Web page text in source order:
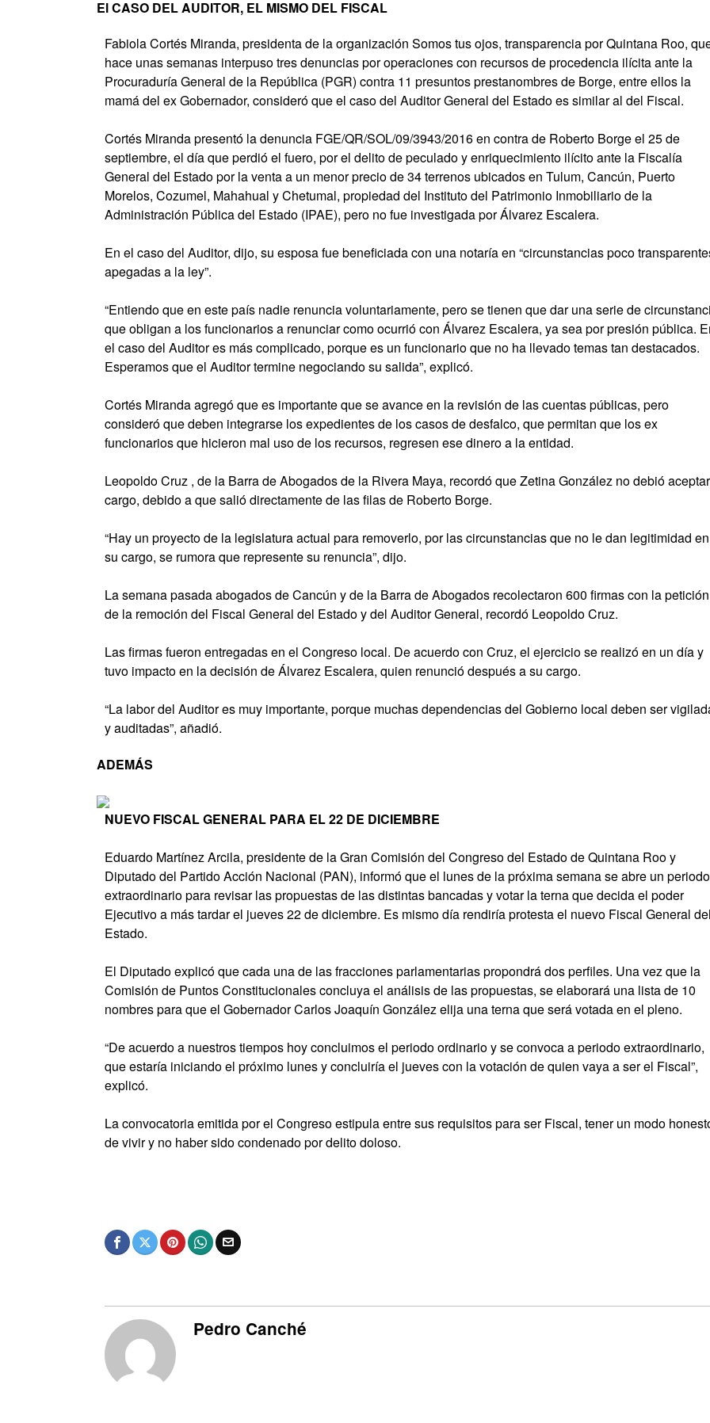
El CASO DEL AUDITOR, EL MISMO DEL FISCAL
Fabiola Cortés Miranda, presidenta de la organización Somos tus ojos, transparencia por Quintana Roo,
hace unas semanas interpuso tres denuncias por operaciones con recursos de procedencia ilícita ante la
Procuraduría General de la República (PGR) contra 11 presuntos prestanombres de Borge, entre ellos la
mamá del ex Gobernador, consideró que el caso del Auditor General del Estado es similar al del Fiscal.
Cortés Miranda presentó la denuncia FGE/QR/SOL/09/3943/2016 en contra de Roberto Borge el 25 de
septiembre, el día que perdió el fuero, por el delito de peculado y enriquecimiento ilícito ante la Fiscalía
General del Estado por la venta a un menor precio de 34 terrenos ubicados en Tulum, Cancún, Puerto
Morelos, Cozumel, Mahahual y Chetumal, propiedad del Instituto del Patrimonio Inmobiliario de la
Administración Pública del Estado (IPAE), pero no fue investigada por Álvarez Escalera.
En el caso del Auditor, dijo, su esposa fue beneficiada con una notaría en “circunstancias poco
apegadas a la ley”.
“Entiendo que en este país nadie renuncia voluntariamente, pero se tienen que dar una serie de
que obligan a los funcionarios a renunciar como ocurrió con Álvarez Escalera, ya sea por presión pública.
el caso del Auditor es más complicado, porque es un funcionario que no ha llevado temas tan destacados.
Esperamos que el Auditor termine negociando su salida”, explicó.
Cortés Miranda agregó que es importante que se avance en la revisión de las cuentas públicas, pero
consideró que deben integrarse los expedientes de los casos de desfalco, que permitan que los ex
funcionarios que hicieron mal uso de los recursos, regresen ese dinero a la entidad.
Leopoldo Cruz , de la Barra de Abogados de la Rivera Maya, recordó que Zetina González no debió
cargo, debido a que salió directamente de las filas de Roberto Borge.
“Hay un proyecto de la legislatura actual para removerlo, por las circunstancias que no le dan legitimidad en
su cargo, se rumora que represente su renuncia”, dijo.
La semana pasada abogados de Cancún y de la Barra de Abogados recolectaron 600 firmas con la petición
de la remoción del Fiscal General del Estado y del Auditor General, recordó Leopoldo Cruz.
Las firmas fueron entregadas en el Congreso local. De acuerdo con Cruz, el ejercicio se realizó en un día y
tuvo impacto en la decisión de Álvarez Escalera, quien renunció después a su cargo.
“La labor del Auditor es muy importante, porque muchas dependencias del Gobierno local deben ser
y auditadas”, añadió.
ADEMÁS
NUEVO FISCAL GENERAL PARA EL 22 DE DICIEMBRE
Eduardo Martínez Arcila, presidente de la Gran Comisión del Congreso del Estado de Quintana Roo y
Diputado del Partido Acción Nacional (PAN), informó que el lunes de la próxima semana se abre un periodo
extraordinario para revisar las propuestas de las distintas bancadas y votar la terna que decida el poder
Ejecutivo a más tardar el jueves 22 de diciembre. Es mismo día rendiría protesta el nuevo Fiscal General del
Estado.
El Diputado explicó que cada una de las fracciones parlamentarias propondrá dos perfiles. Una vez que la
Comisión de Puntos Constitucionales concluya el análisis de las propuestas, se elaborará una lista de 10
nombres para que el Gobernador Carlos Joaquín González elija una terna que será votada en el pleno.
“De acuerdo a nuestros tiempos hoy concluimos el periodo ordinario y se convoca a periodo extraordinario,
que estaría iniciando el próximo lunes y concluiría el jueves con la votación de quien vaya a ser el Fiscal”,
explicó.
La convocatoria emitida por el Congreso estipula entre sus requisitos para ser Fiscal, tener un modo
de vivir y no haber sido condenado por delito doloso.
Pedro Canché